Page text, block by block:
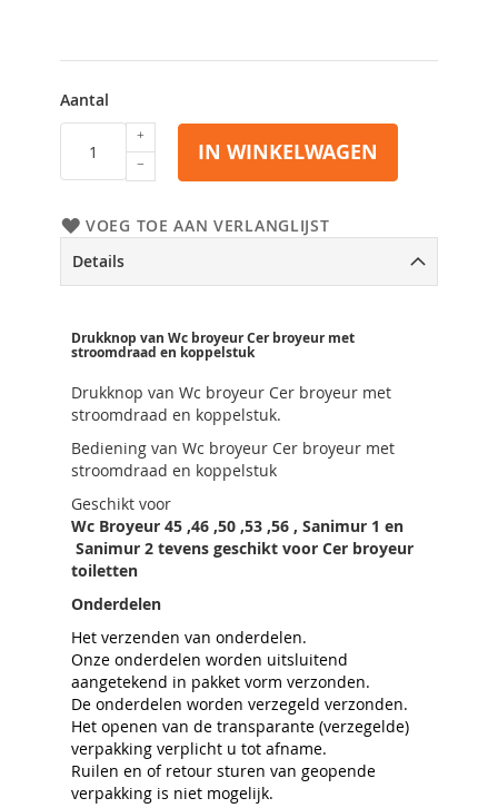
Aantal
IN WINKELWAGEN
VOEG TOE AAN VERLANGLIJST
Details
Drukknop van Wc broyeur Cer broyeur met
stroomdraad en koppelstuk
Drukknop van Wc broyeur Cer broyeur met
stroomdraad en koppelstuk.
Bediening van Wc broyeur Cer broyeur met
stroomdraad en koppelstuk
Geschikt voor
Wc Broyeur 45 ,46 ,50 ,53 ,56 , Sanimur 1 en
Sanimur 2 tevens geschikt voor Cer broyeur
toiletten
Onderdelen
Het verzenden van onderdelen.
Onze onderdelen worden uitsluitend
aangetekend in pakket vorm verzonden.
De onderdelen worden verzegeld verzonden.
Het openen van de transparante (verzegelde)
verpakking verplicht u tot afname.
Ruilen en of retour sturen van geopende
verpakking is niet mogelijk.